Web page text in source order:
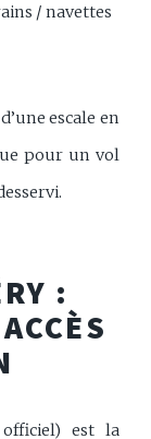
/ navettes
escale en
pour un vol
:
) est la